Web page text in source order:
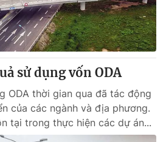
sử dụng vốn ODA
ODA thời gian qua đã tác động
của các ngành và địa phương.
tại trong thực hiện các dự án...